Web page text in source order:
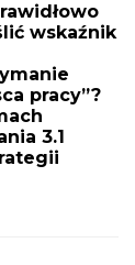
wskaźnik
pracy”?
3.1